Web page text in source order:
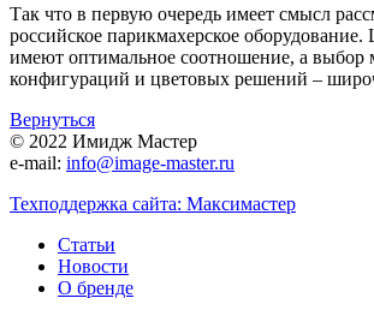
Так что в первую очередь имеет смысл
российское парикмахерское
имеют оптимальное соотношение, а выбор
конфигураций и цветовых решений –
Вернуться
© 2022 Имидж Мастер
e-mail: info@image-master.ru
Техподдержка сайта: Максимастер
Статьи
Новости
О бренде